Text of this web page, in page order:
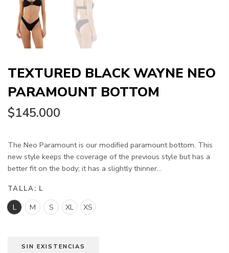
TEXTURED BLACK WAYNE NEO
PARAMOUNT BOTTOM
$145.000
The Neo Paramount is our modified paramount bottom. This
new style keeps the coverage of the previous style but has a
better fit on the body; it has a slightly thinner...
TALLA: L
L M S XL XS
SIN EXISTENCIAS